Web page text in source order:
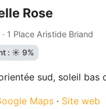
Rose
1 Place Aristide Briand
: ☀️ 9%
sud, soleil bas
Maps · Site web